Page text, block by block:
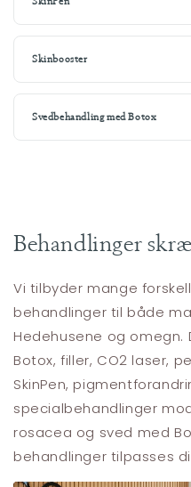
Skinbooster
Svedbehandling med Botox
Behandlinger
Vi tilbyder mange
behandlinger til både
Hedehusene og
Botox, filler, CO2 laser,
SkinPen,
specialbehandlinger
rosacea og sved med
behandlinger tilpasses